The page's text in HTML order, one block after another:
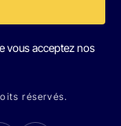
vous acceptez nos
réservés.